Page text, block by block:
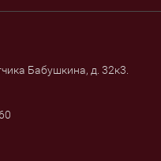
Бабушкина, д. 32к3.